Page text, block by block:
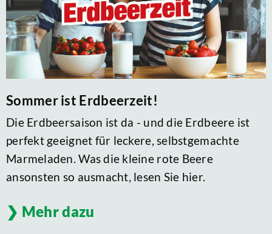
Sommer ist Erdbeerzeit!
Die Erdbeersaison ist da - und die Erdbeere ist
perfekt geeignet für leckere, selbstgemachte
Marmeladen. Was die kleine rote Beere
ansonsten so ausmacht, lesen Sie hier.
Mehr dazu